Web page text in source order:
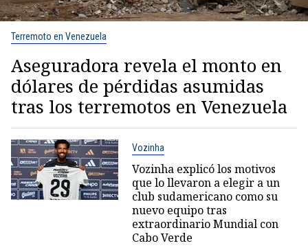
Terremoto en Venezuela
Aseguradora revela el monto en
dólares de pérdidas asumidas
tras los terremotos en Venezuela
Vozinha
Vozinha explicó los motivos
que lo llevaron a elegir a un
club sudamericano como su
nuevo equipo tras
extraordinario Mundial con
Cabo Verde